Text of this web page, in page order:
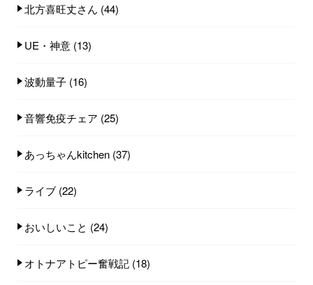
北方喜旺丈さん (44)
UE・神意 (13)
波動量子 (16)
音響免疫チェア (25)
あっちゃんkitchen (37)
ライブ (22)
おいしいこと (24)
オトナアトピー奮戦記 (18)